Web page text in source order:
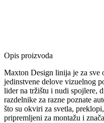
Opis proizvoda
Maxton Design linija je za sve
jedinstvene delove vizuelnog
lider na tržištu i nudi spojlere,
razdelnike za razne poznate
što su okviri za svetla,
pripremljeni za montažu i